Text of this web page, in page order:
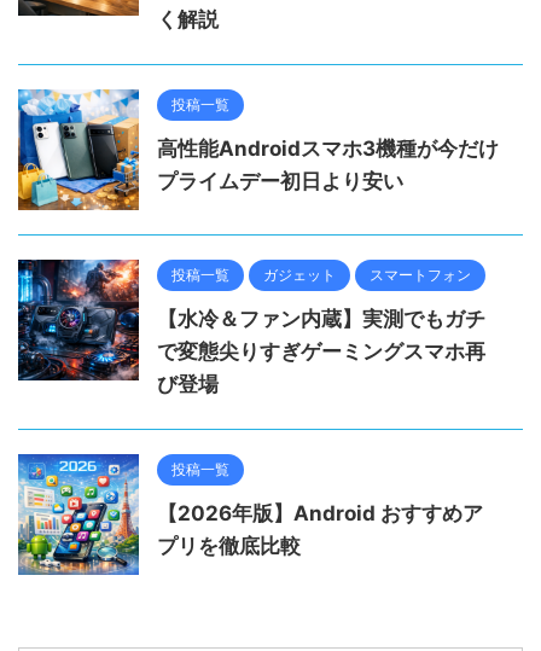
く解説
投稿一覧
高性能Androidスマホ3機種が今だけ
プライムデー初日より安い
投稿一覧 ガジェット スマートフォン
【水冷＆ファン内蔵】実測でもガチ
で変態尖りすぎゲーミングスマホ再
び登場
投稿一覧
【2026年版】Android おすすめア
プリを徹底比較